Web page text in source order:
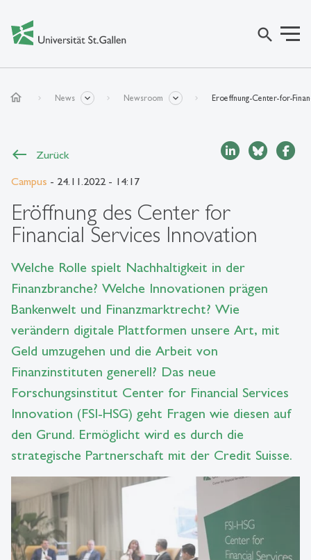
search
home News Newsroom Eroeffnung-Center-for-
Zurück
Campus - 24.11.2022 - 14:17
Eröffnung des Center for
Financial Services Innovation
Welche Rolle spielt Nachhaltigkeit in der
Finanzbranche? Welche Innovationen prägen
Bankenwelt und Finanzmarktrecht? Wie
verändern digitale Plattformen unsere Art, mit
Geld umzugehen und die Arbeit von
Finanzinstituten generell? Das neue
Forschungsinstitut Center for Financial Services
Innovation (FSI-HSG) geht Fragen wie diesen auf
den Grund. Ermöglicht wird es durch die
strategische Partnerschaft mit der Credit Suisse.